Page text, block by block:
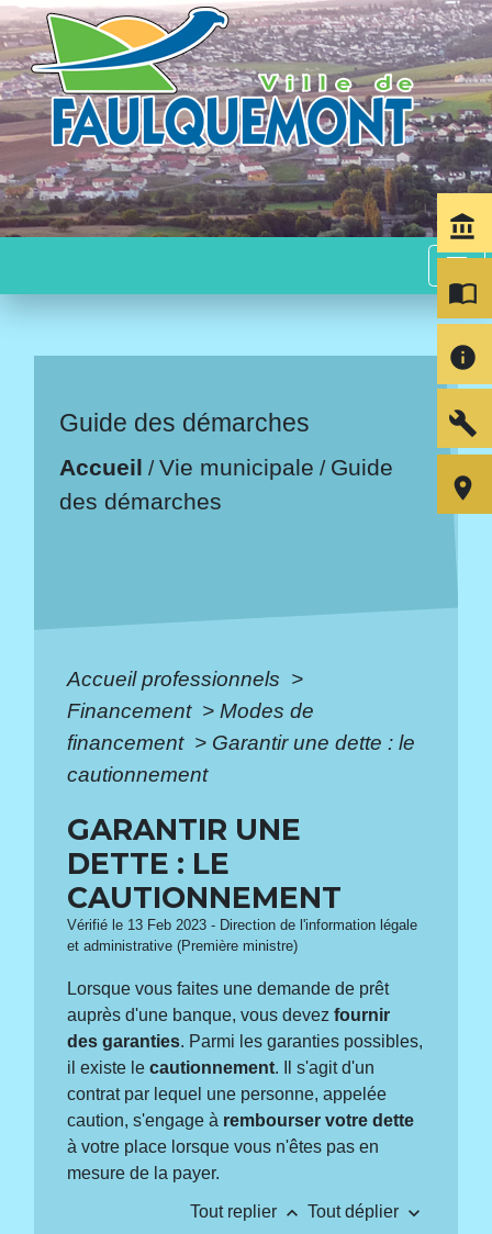
menu
Guide des démarches
Accueil /Vie municipale / Guide
des démarches
Accueil professionnels >
Financement > Modes de
financement > Garantir une dette : le
cautionnement
GARANTIR UNE
DETTE : LE
CAUTIONNEMENT
Vérifié le 13 Feb 2023 - Direction de l'information légale
et administrative (Première ministre)
Lorsque vous faites une demande de prêt
auprès d'une banque, vous devezfournir
des garanties. Parmi les garanties possibles,
il existe lecautionnement. Il s'agit d'un
contrat par lequel une personne, appelée
caution, s'engage à rembourser votre dette
à votre place lorsque vous n'êtes pas en
mesure de la payer.
Tout replier keyboard_arrow_up Tout déplier keyboard_arrow_down
account_balance
import_contacts
info
build
room